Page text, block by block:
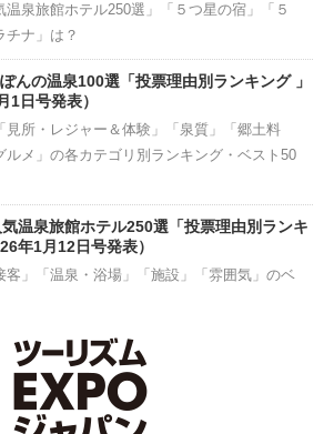
温泉旅館ホテル250選」「５つ星の宿」「５
チナ」は？
んの温泉100選「投票理由別ランキング 」
1日号発表）
見所・レジャー＆体験」「泉質」「郷土料
ルメ」の各カテゴリ別ランキング・ベスト50
温泉旅館ホテル250選「投票理由別ランキ
年1月12日号発表）
客」「温泉・浴場」「施設」「雰囲気」のベ